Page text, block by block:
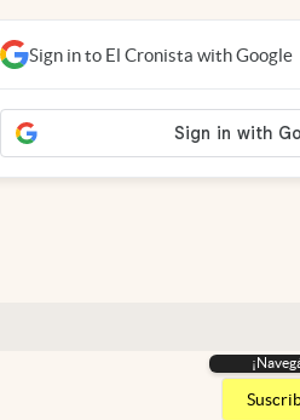
Sign in to El Cronista with Google